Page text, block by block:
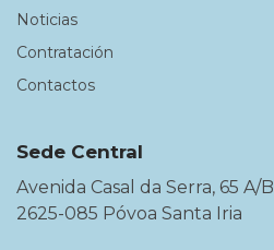
Noticias
Contratación
Contactos
Sede Central
Avenida Casal da Serra, 65 A/B
2625-085 Póvoa Santa Iria